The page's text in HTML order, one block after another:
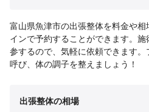
富山県魚津市の出張整体を料金や
インで予約することができます。
参するので、気軽に依頼できます
呼び、体の調子を整えましょう！
出張整体の相場